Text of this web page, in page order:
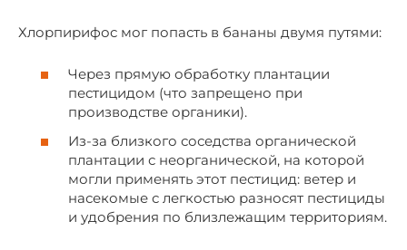
Хлорпирифос мог попасть в бананы двумя путями:
Через прямую обработку плантации
пестицидом (что запрещено при
производстве органики).
Из-за близкого соседства органической
плантации с неорганической, на которой
могли применять этот пестицид: ветер и
насекомые с легкостью разносят пестициды
и удобрения по близлежащим территориям.